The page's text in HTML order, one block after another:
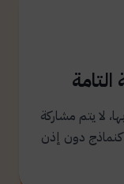
لا يتم مشاركة
دون إذن